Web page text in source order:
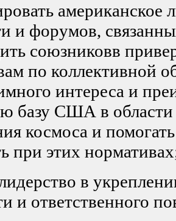
американское
и форумов,
союзниковв
по коллективной
интереса и
базу США в области
космоса и
при этих
в
и ответственного